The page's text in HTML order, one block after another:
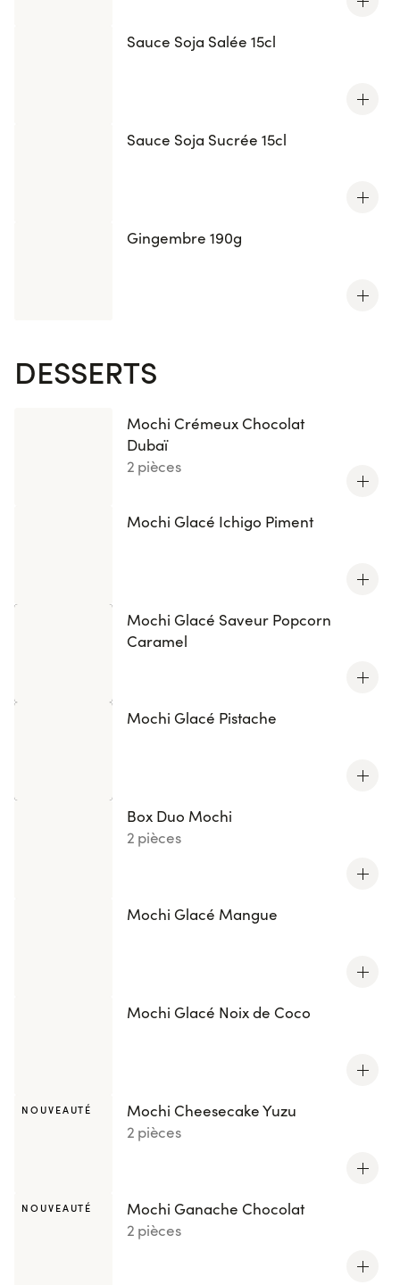
Sauce Soja Salée 15cl
Sauce Soja Sucrée 15cl
Gingembre 190g
DESSERTS
Mochi Crémeux Chocolat
Dubaï
2 pièces
Mochi Glacé Ichigo Piment
Mochi Glacé Saveur Popcorn
Caramel
Mochi Glacé Pistache
Box Duo Mochi
2 pièces
Mochi Glacé Mangue
Mochi Glacé Noix de Coco
NOUVEAUTÉ
Mochi Cheesecake Yuzu
2 pièces
NOUVEAUTÉ
Mochi Ganache Chocolat
2 pièces